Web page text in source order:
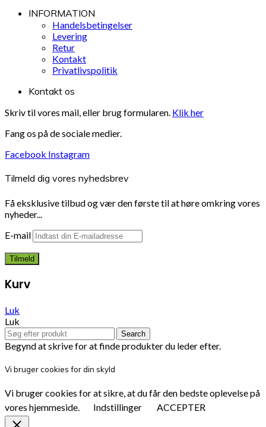
INFORMATION
Handelsbetingelser
Levering
Retur
Kontakt
Privatlivspolitik
Kontakt os
Skriv til vores mail, eller brug formularen. Klik her
Fang os på de sociale medier.
Facebook Instagram
Tilmeld dig vores nyhedsbrev
Få eksklusive tilbud og vær den første til at høre omkring vores
nyheder...
E-mail
Kurv
Luk
Luk
Search
Begynd at skrive for at finde produkter du leder efter.
Vi bruger cookies for din skyld
Vi bruger cookies for at sikre, at du får den bedste oplevelse på
vores hjemmeside.
Indstillinger ACCEPTER